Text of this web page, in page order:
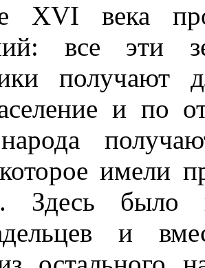
XVI века
все эти
получают
и по
имели
Здесь было
и